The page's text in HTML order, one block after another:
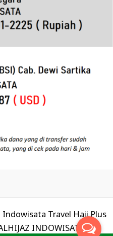
Travel Haji Plus
INDOWISATA